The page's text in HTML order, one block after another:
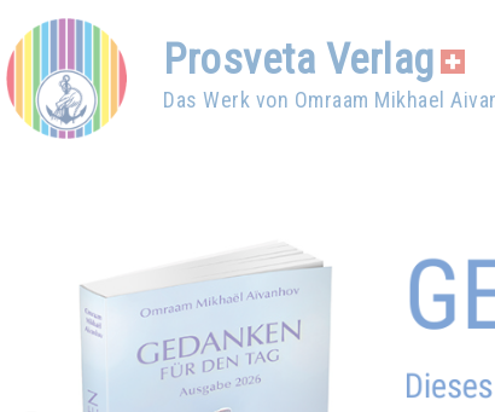
Prosveta Verlag
Das Werk von Omraam Mikhael